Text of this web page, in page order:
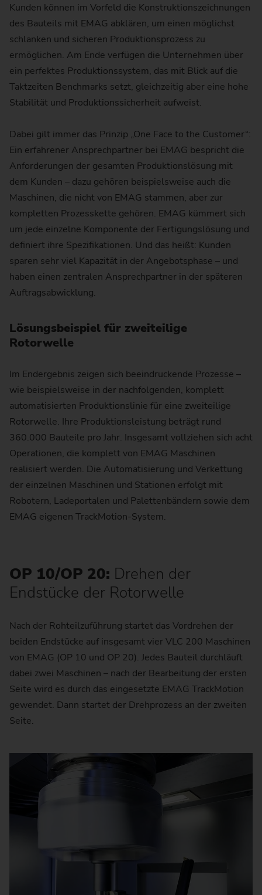
Kunden können im Vorfeld die Konstruktionszeichnungen
des Bauteils mit EMAG abklären, um einen möglichst
schlanken und sicheren Produktionsprozess zu
ermöglichen. Am Ende verfügen die Unternehmen über
ein perfektes Produktionssystem, das mit Blick auf die
Taktzeiten Benchmarks setzt, gleichzeitig aber eine hohe
Stabilität und Produktionssicherheit aufweist.
Dabei gilt immer das Prinzip „One Face to the Customer“:
Ein erfahrener Ansprechpartner bei EMAG bespricht die
Anforderungen der gesamten Produktionslösung mit
dem Kunden – dazu gehören beispielsweise auch die
Maschinen, die nicht von EMAG stammen, aber zur
kompletten Prozesskette gehören. EMAG kümmert sich
um jede einzelne Komponente der Fertigungslösung und
definiert ihre Spezifikationen. Und das heißt: Kunden
sparen sehr viel Kapazität in der Angebotsphase – und
haben einen zentralen Ansprechpartner in der späteren
Auftragsabwicklung.
Lösungsbeispiel für zweiteilige
Rotorwelle
Im Endergebnis zeigen sich beeindruckende Prozesse –
wie beispielsweise in der nachfolgenden, komplett
automatisierten Produktionslinie für eine zweiteilige
Rotorwelle. Ihre Produktionsleistung beträgt rund
360.000 Bauteile pro Jahr. Insgesamt vollziehen sich acht
Operationen, die komplett von EMAG Maschinen
realisiert werden. Die Automatisierung und Verkettung
der einzelnen Maschinen und Stationen erfolgt mit
Robotern, Ladeportalen und Palettenbändern sowie dem
EMAG eigenen TrackMotion-System.
OP 10/OP 20: Drehen der
Endstücke der Rotorwelle
Nach der Rohteilzuführung startet das Vordrehen der
beiden Endstücke auf insgesamt vier VLC 200 Maschinen
von EMAG (OP 10 und OP 20). Jedes Bauteil durchläuft
dabei zwei Maschinen – nach der Bearbeitung der ersten
Seite wird es durch das eingesetzte EMAG TrackMotion
gewendet. Dann startet der Drehprozess an der zweiten
Seite.